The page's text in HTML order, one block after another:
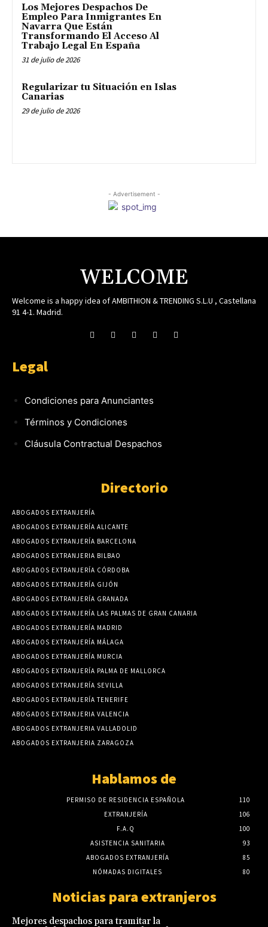
Los Mejores Despachos De
Empleo Para Inmigrantes En
Navarra Que Están
Transformando El Acceso Al
Trabajo Legal En España
31 de julio de 2026
Regularizar tu Situación en Islas
Canarias
29 de julio de 2026
- Advertisement -
WELCOME
Welcome is a happy idea of AMBITHION & TRENDING S.L.U , Castellana
91 4-1. Madrid.
Legal
Condiciones para Anunciantes
Términos y Condiciones
Cláusula Contractual Despachos
Directorio
ABOGADOS EXTRANJERÍA
ABOGADOS EXTRANJERÍA ALICANTE
ABOGADOS EXTRANJERÍA BARCELONA
ABOGADOS EXTRANJERIA BILBAO
ABOGADOS EXTRANJERÍA CÓRDOBA
ABOGADOS EXTRANJERÍA GIJÓN
ABOGADOS EXTRANJERÍA GRANADA
ABOGADOS EXTRANJERÍA LAS PALMAS DE GRAN CANARIA
ABOGADOS EXTRANJERÍA MADRID
ABOGADOS EXTRANJERÍA MÁLAGA
ABOGADOS EXTRANJERÍA MURCIA
ABOGADOS EXTRANJERÍA PALMA DE MALLORCA
ABOGADOS EXTRANJERÍA SEVILLA
ABOGADOS EXTRANJERÍA TENERIFE
ABOGADOS EXTRANJERIA VALENCIA
ABOGADOS EXTRANJERIA VALLADOLID
ABOGADOS EXTRANJERIA ZARAGOZA
Hablamos de
PERMISO DE RESIDENCIA ESPAÑOLA
110
EXTRANJERÍA
106
F.A.Q
100
ASISTENCIA SANITARIA
93
ABOGADOS EXTRANJERÍA
85
NÓMADAS DIGITALES
80
Noticias para extranjeros
Mejores despachos para tramitar la